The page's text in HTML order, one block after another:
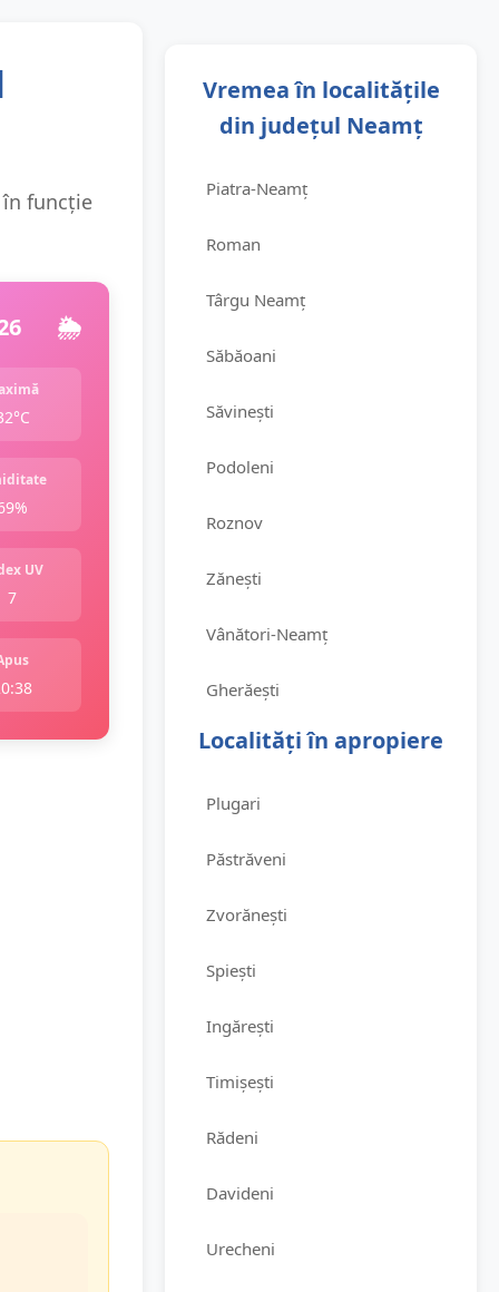
în funcție
🌦️
UV
7
Vremea în localitățile
din județul Neamț
Piatra-Neamț
Roman
Târgu Neamț
Săbăoani
Săvinești
Podoleni
Roznov
Zănești
Vânători-Neamț
Gherăești
Localități în apropiere
Plugari
Păstrăveni
Zvorănești
Spiești
Ingărești
Timișești
Rădeni
Davideni
Urecheni